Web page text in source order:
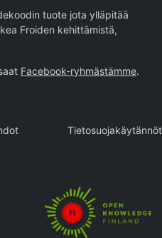
tuote jota ylläpitää
Froiden kehittämistä,
Facebook-ryhmästämme.
Tietosuojakäytännöt